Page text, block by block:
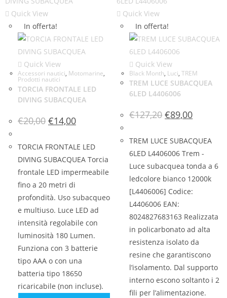
Quick View
In offerta!
Quick View
Accessori nautici, Motomarine,
Prodotti nautici
TORCIA FRONTALE LED
DIVING SUBACQUEA
€20,00 €14,00
TORCIA FRONTALE LED
DIVING SUBACQUEA Torcia
frontale LED impermeabile
fino a 20 metri di
profondità. Uso subacqueo
e multiuso. Luce LED ad
intensità regolabile con
luminosità 180 Lumen.
Funziona con 3 batterie
tipo AAA o con una
batteria tipo 18650
ricaricabile (non incluse).
Quick View
In offerta!
Quick View
Black Month, Luci,TREM
TREM LUCE SUBACQUEA
6LED L4406006
€127,20 €89,00
TREM LUCE SUBACQUEA
6LED L4406006 Trem -
Luce subacquea tonda a 6
ledcolore bianco 12000k
[L4406006] Codice:
L4406006 EAN:
8024827683163 Realizzata
in policarbonato ad alta
resistenza isolato da
resine che garantiscono
l’isolamento. Dal supporto
interno escono soltanto i 2
fili per l’alimentazione.